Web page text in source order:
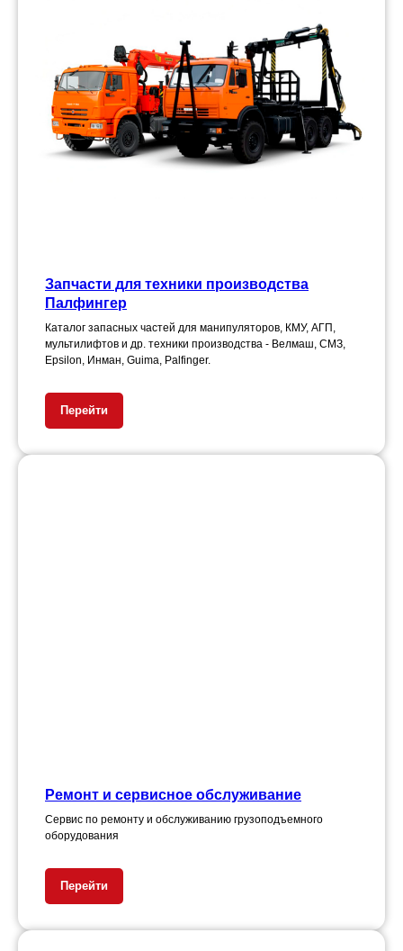
Запчасти для техники производства
Палфингер
Каталог запасных частей для манипуляторов, КМУ, АГП,
мультилифтов и др. техники производства - Велмаш, СМЗ,
Epsilon, Инман, Guima, Palfinger.
Перейти
Ремонт и сервисное обслуживание
Сервис по ремонту и обслуживанию грузоподъемного
оборудования
Перейти